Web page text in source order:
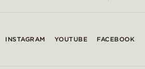
INSTAGRAM YOUTUBE FACEBOOK